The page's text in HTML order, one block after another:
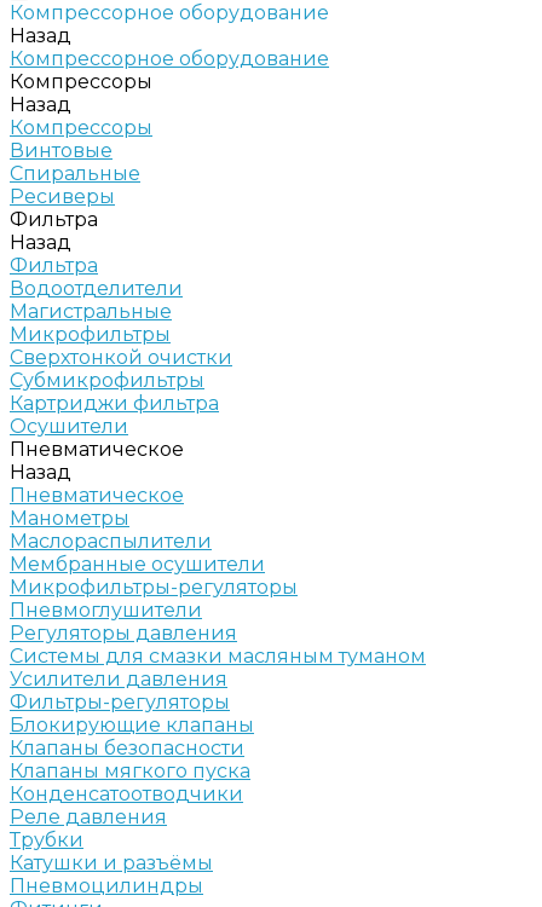
Компрессорное оборудование
Назад
Компрессорное оборудование
Компрессоры
Назад
Компрессоры
Винтовые
Спиральные
Ресиверы
Фильтра
Назад
Фильтра
Водоотделители
Магистральные
Микрофильтры
Сверхтонкой очистки
Субмикрофильтры
Картриджи фильтра
Осушители
Пневматическое
Назад
Пневматическое
Манометры
Маслораспылители
Мембранные осушители
Микрофильтры-регуляторы
Пневмоглушители
Регуляторы давления
Системы для смазки масляным туманом
Усилители давления
Фильтры-регуляторы
Блокирующие клапаны
Клапаны безопасности
Клапаны мягкого пуска
Конденсатоотводчики
Реле давления
Трубки
Катушки и разъёмы
Пневмоцилиндры